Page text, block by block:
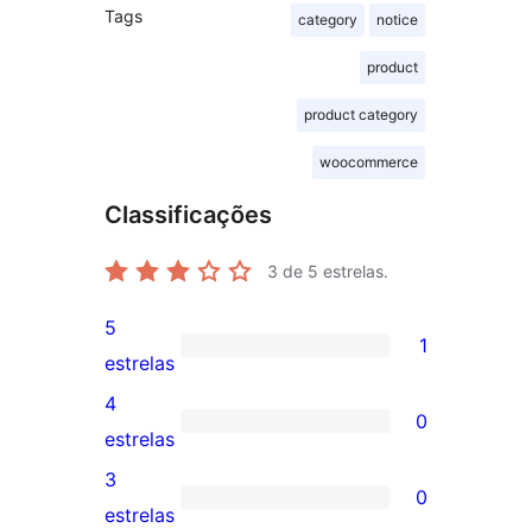
Tags category notice
product
product category
woocommerce
Classificações
3 de 5 estrelas.
1
avaliação
com
5
estrela
5
estrelas
1
0
avaliação
com
4
estrelas
0
0
3
estrelas
0